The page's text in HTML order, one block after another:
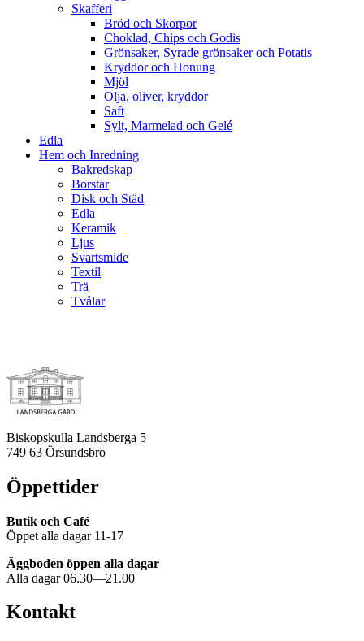
Skafferi
Bröd och Skorpor
Choklad, Chips och Godis
Grönsaker, Syrade grönsaker och Potatis
Kryddor och Honung
Mjöl
Olja, oliver, kryddor
Saft
Sylt, Marmelad och Gelé
Edla
Hem och Inredning
Bakredskap
Borstar
Disk och Städ
Edla
Keramik
Ljus
Svartsmide
Textil
Trä
Tvålar
Biskopskulla Landsberga 5
749 63 Örsundsbro
Öppettider
Butik och Café
Öppet alla dagar 11-17
Äggboden öppen alla dagar
Alla dagar 06.30—21.00
Kontakt